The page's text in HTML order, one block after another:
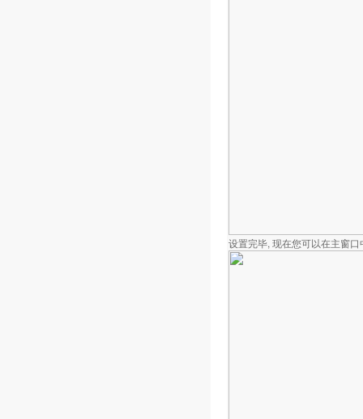
设置完毕, 现在您可以在主窗